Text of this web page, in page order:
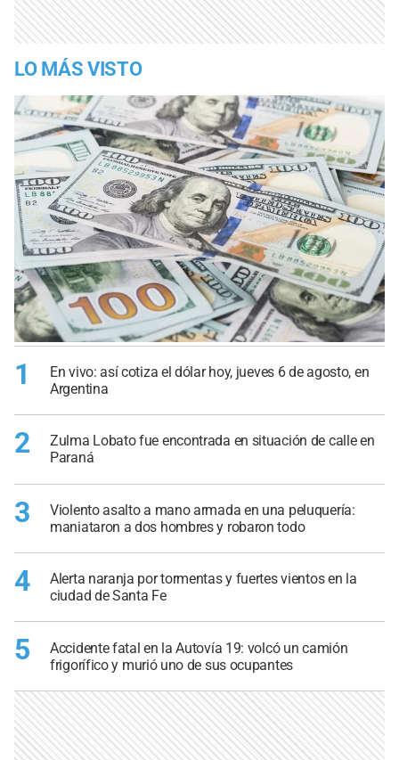
LO MÁS VISTO
1
En vivo: así cotiza el dólar hoy, jueves 6 de agosto, en
Argentina
2
Zulma Lobato fue encontrada en situación de calle en
Paraná
3
Violento asalto a mano armada en una peluquería:
maniataron a dos hombres y robaron todo
4
Alerta naranja por tormentas y fuertes vientos en la
ciudad de Santa Fe
5
Accidente fatal en la Autovía 19: volcó un camión
frigorífico y murió uno de sus ocupantes